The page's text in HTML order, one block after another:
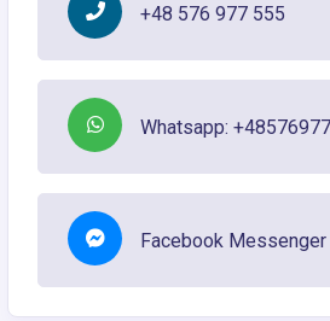
+48 576 977 555
Whatsapp:
Facebook Messenger